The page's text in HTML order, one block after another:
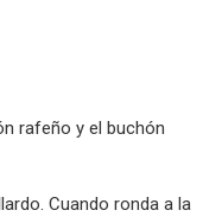
rafeño y el buchón
Cuando ronda a la